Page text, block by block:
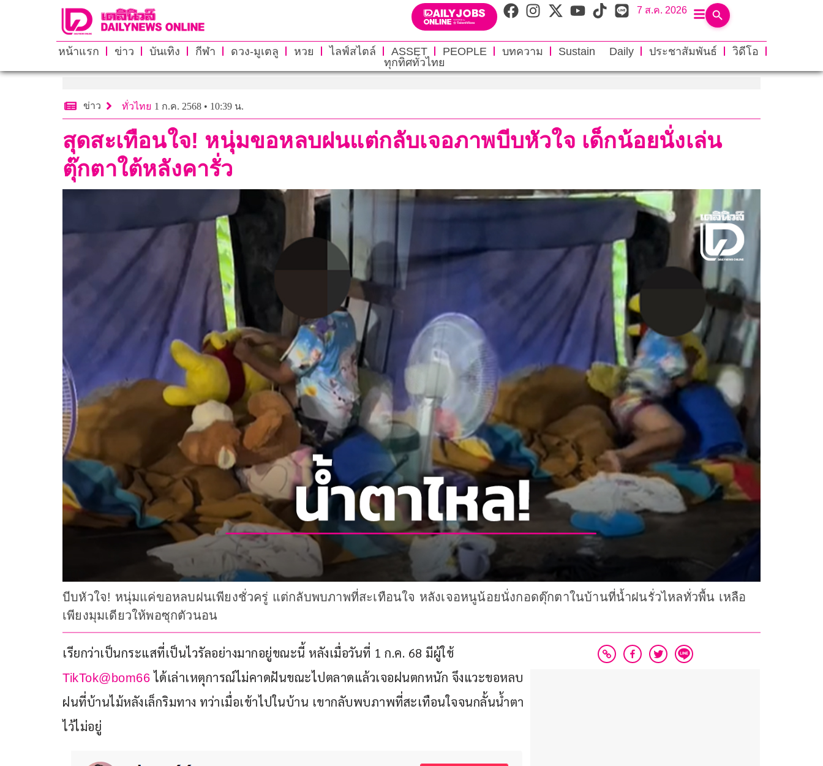
7 ส.ค. 2026
หน้าแรก ข่าว บันเทิง กีฬา ดวง-มูเตลู หวย ไลฟ์สไตล์ ASSET PEOPLE บทความ Sustain Daily ประชาสัมพันธ์
วิดีโอ
ทุกทิศทั่วไทย
ข่าว ทั่วไทย 1 ก.ค. 2568 • 10:39 น.
สุดสะเทือนใจ! หนุ่มขอหลบฝนแต่กลับเจอภาพบีบหัวใจ เด็กน้อยนั่งเล่น
ตุ๊กตาใต้หลังคารั่ว
บีบหัวใจ! หนุ่มแค่ขอหลบฝนเพียงชั่วครู่ แต่กลับพบภาพที่สะเทือนใจ หลังเจอหนูน้อยนั่งกอดตุ๊กตาในบ้านที่น้ำฝนรั่วไหลทั่วพื้น เหลือ
เพียงมุมเดียวให้พอซุกตัวนอน
เรียกว่าเป็นกระแสที่เป็นไวรัลอย่างมากอยู่ขณะนี้ หลังเมื่อวันที่ 1 ก.ค. 68 มีผู้ใช้
TikTok@bom66 ได้เล่าเหตุการณ์ไม่คาดฝันขณะไปตลาดแล้วเจอฝนตกหนัก จึงแวะขอหลบ
ฝนที่บ้านไม้หลังเล็กริมทาง ทว่าเมื่อเข้าไปในบ้าน เขากลับพบภาพที่สะเทือนใจจนกลั้นน้ำตา
ไว้ไม่อยู่